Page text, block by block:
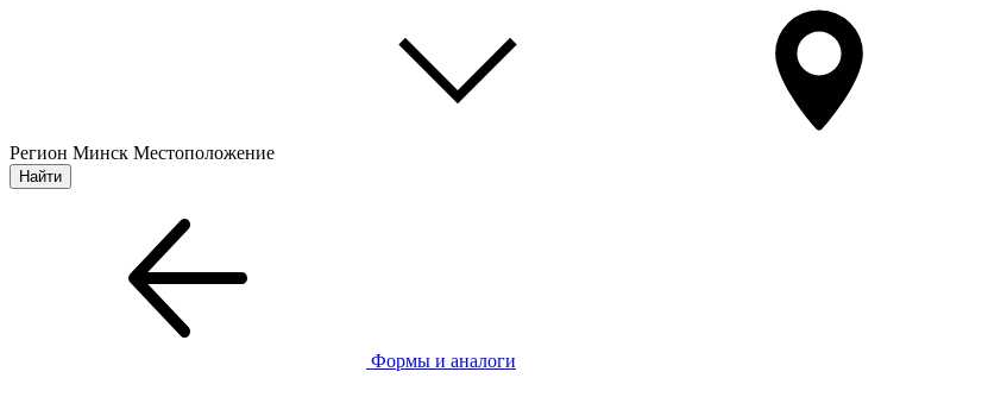
Регион Минск Местоположение
Формы и аналоги